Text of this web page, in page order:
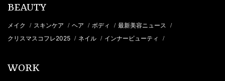
BEAUTY
メイク / スキンケア / ヘア / ボディ / 最新美容ニュース /
クリスマスコフレ2025 / ネイル / インナービューティ /
WORK